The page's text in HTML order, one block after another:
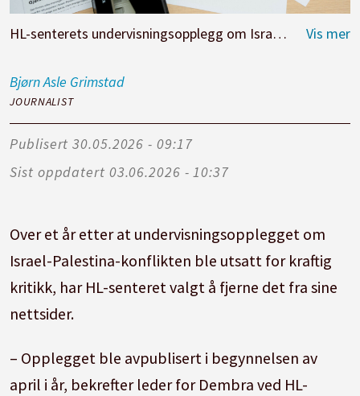
HL-senterets undervisningsopplegg om Israel og Palestina har høstet sterk kritikk.
Bjørn Asle Grimstad
JOURNALIST
Publisert
30.05.2026 - 09:17
Sist oppdatert
03.06.2026 - 10:37
Over et år etter at undervisningsopplegget om
Israel-Palestina-konflikten ble utsatt for kraftig
kritikk, har HL-senteret valgt å fjerne det fra sine
nettsider.
– Opplegget ble avpublisert i begynnelsen av
april i år, bekrefter leder for Dembra ved HL-